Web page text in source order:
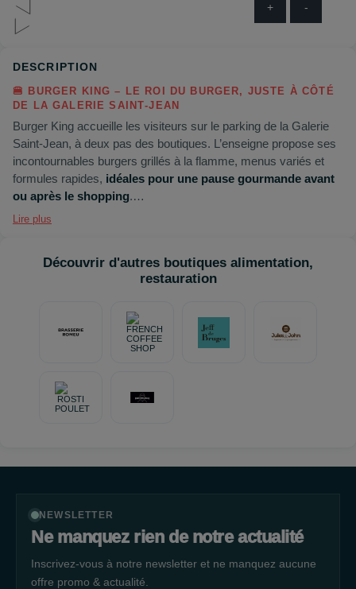
+ -
DESCRIPTION
🍔 BURGER KING – LE ROI DU BURGER, JUSTE À CÔTÉ
DE LA GALERIE SAINT‑JEAN
Burger King accueille les visiteurs sur le parking de la Galerie
Saint‑Jean, à deux pas des boutiques. L’enseigne propose ses
incontournables burgers grillés à la flamme, menus variés et
formules rapides, idéales pour une pause gourmande avant
ou après le shopping.
directement depuis la Galerie.
Jules Verne, Newton
station C‑Vélo devant le lycée, et voiture grâce auparking
et auparking‑relais
Lire plus
Découvrir d'autres boutiques alimentation,
restauration
NEWSLETTER
Ne manquez rien de notre actualité
Inscrivez-vous à notre newsletter et ne manquez aucune
offre promo & actualité.